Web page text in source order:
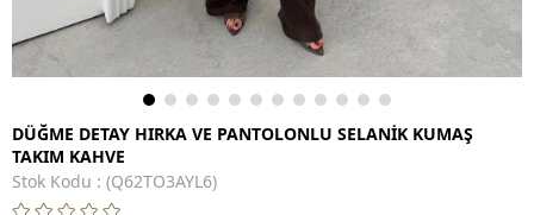
DÜĞME DETAY HIRKA VE PANTOLONLU SELANİK KUMAŞ
TAKIM KAHVE
Stok Kodu
(Q62TO3AYL6)